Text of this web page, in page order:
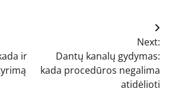
ir
Next:
Dantų kanalų gydymas:
kada procedūros negalima
atidėlioti